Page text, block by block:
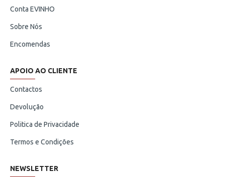
Conta EVINHO
Sobre Nós
Encomendas
APOIO AO CLIENTE
Contactos
Devolução
Politica de Privacidade
Termos e Condições
NEWSLETTER